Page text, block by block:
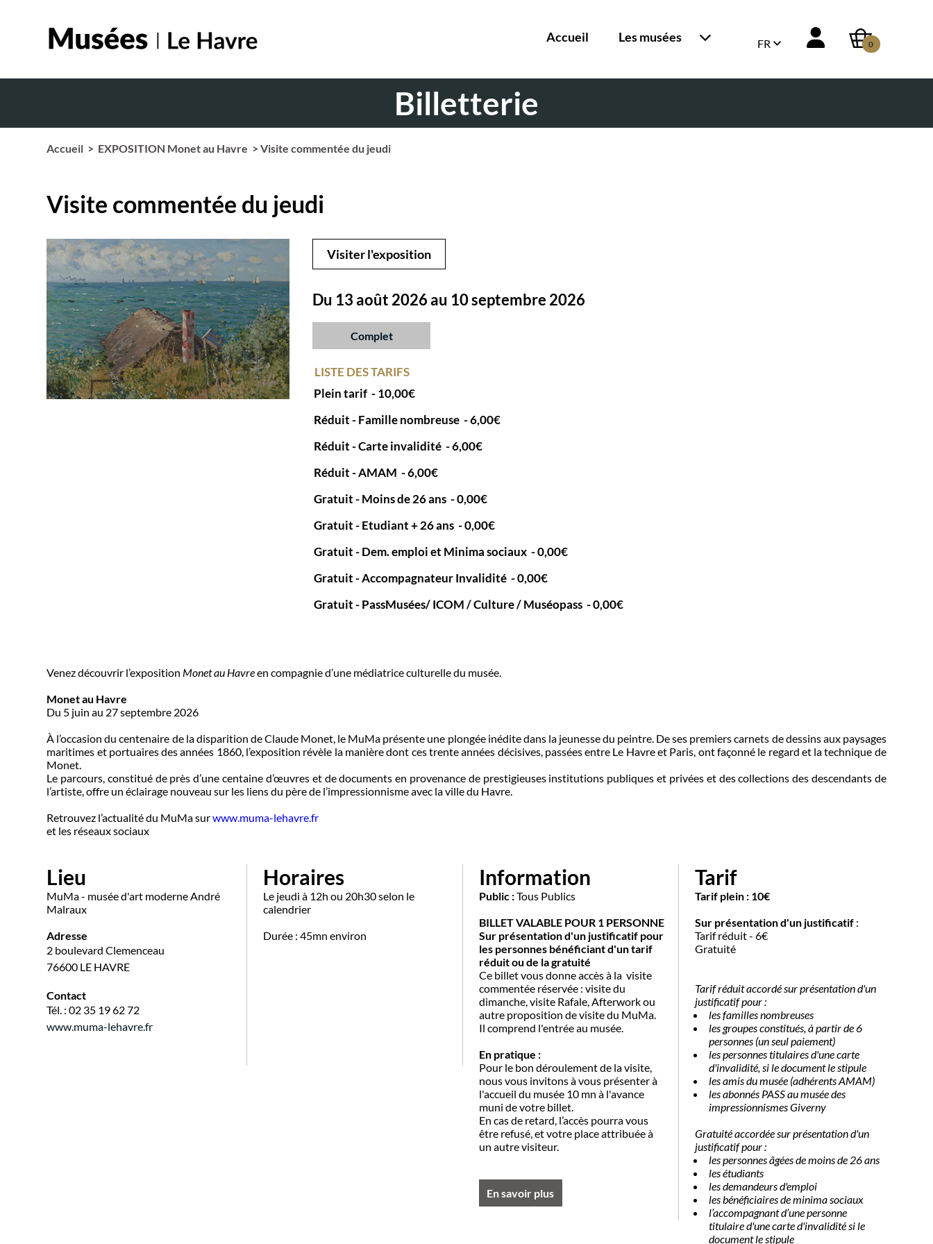
0
FR
Accueil Les musées
Billetterie
Accueil > EXPOSITION Monet au Havre > Visite commentée du jeudi
Visite commentée du jeudi
Visiter l'exposition
Du 13 août 2026 au 10 septembre 2026
Complet
LISTE DES TARIFS
Plein tarif - 10,00€
Réduit - Famille nombreuse - 6,00€
Réduit - Carte invalidité - 6,00€
Réduit - AMAM - 6,00€
Gratuit - Moins de 26 ans - 0,00€
Gratuit - Etudiant + 26 ans - 0,00€
Gratuit - Dem. emploi et Minima sociaux - 0,00€
Gratuit - Accompagnateur Invalidité - 0,00€
Gratuit - PassMusées/ ICOM / Culture / Muséopass - 0,00€
Venez découvrir l’exposition Monet au Havreen compagnie d’une médiatrice culturelle du musée.
Monet au Havre
Du 5 juin au 27 septembre 2026
À l’occasion du centenaire de la disparition de Claude Monet, le MuMa présente une plongée inédite dans la jeunesse du peintre. De ses premiers carnets de dessins aux paysages
maritimes et portuaires des années 1860, l’exposition révèle la manière dont ces trente années décisives, passées entre Le Havre et Paris, ont façonné le regard et la technique de
Monet.
Le parcours, constitué de près d’une centaine d’œuvres et de documents en provenance de prestigieuses institutions publiques et privées et des collections des descendants de
l’artiste, offre un éclairage nouveau sur les liens du père de l’impressionnisme avec la ville du Havre.
Retrouvez l’actualité du MuMa surwww.muma-lehavre.fr
et les réseaux sociaux
Lieu
MuMa - musée d'art moderne André
Malraux
Adresse
2 boulevard Clemenceau
76600 LE HAVRE
Contact
Tél. : 02 35 19 62 72
www.muma-lehavre.fr
Horaires
Le jeudi à 12h ou 20h30 selon le
calendrier
Durée : 45mn environ
Information
Public :Tous Publics
BILLET VALABLE POUR 1 PERSONNE
Sur présentation d'un justificatif pour
les personnes bénéficiant d'un tarif
réduit ou de la gratuité
Ce billet vous donne accès à la visite
commentée réservée : visite du
dimanche, visite Rafale, Afterwork ou
autre proposition de visite du MuMa.
Il comprend l'entrée au musée.
En pratique :
Pour le bon déroulement de la visite,
nous vous invitons à vous présenter à
l'accueil du musée 10 mn à l'avance
muni de votre billet.
En cas de retard, l’accès pourra vous
être refusé, et votre place attribuée à
un autre visiteur.
En savoir plus
Tarif
Tarif plein : 10€
Sur présentation d'un justificatif :
Tarif réduit - 6€
Gratuité
Tarif réduit accordé sur présentation d'un
justificatif pour :
les familles nombreuses
les groupes constitués, à partir de 6
personnes (un seul paiement)
les personnes titulaires d'une carte
d'invalidité, si le document le stipule
les amis du musée (adhérents AMAM)
les abonnés PASS au musée des
impressionnismes Giverny
Gratuité accordée sur présentation d'un
justificatif pour :
les personnes âgées de moins de 26 ans
les étudiants
les demandeurs d'emploi
les bénéficiaires de minima sociaux
l’accompagnant d’une personne
titulaire d'une carte d'invalidité si le
document le stipule